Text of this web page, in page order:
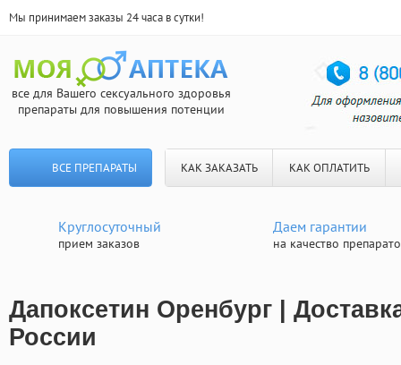
Мы принимаем заказы 24 часа в сутки!
все для Вашего сексуального здоровья
препараты для повышения потенции
ВСЕ ПРЕПАРАТЫ КАК ЗАКАЗАТЬ КАК ОПЛАТИТЬ
Круглосуточный
прием заказов
Даем гарантии
на качество
Дапоксетин Оренбург |
России